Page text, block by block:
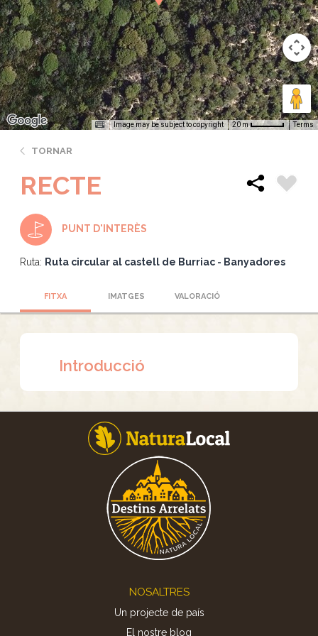
Image may be subject to copyright 20 m Terms
TORNAR
RECTE
PUNT D'INTERÈS
Ruta: Ruta circular al castell de Burriac - Banyadores
FITXA IMATGES VALORACIÓ
Introducció
NOSALTRES
Un projecte de país
El nostre blog